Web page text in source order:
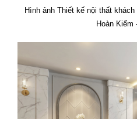
Hình ảnh Thiết kế nội thất
Hoàn Kiếm